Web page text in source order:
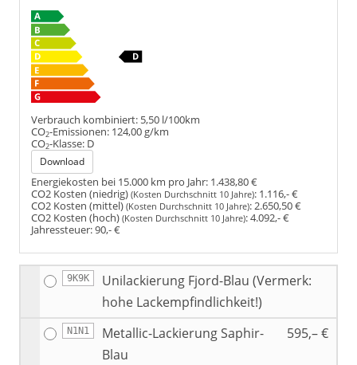
Verbrauch kombiniert: 5,50 l/100km
CO2-Emissionen: 124,00 g/km
CO2-Klasse: D
Download
Energiekosten bei 15.000 km pro Jahr: 1.438,80 €
CO2 Kosten (niedrig) (Kosten Durchschnitt 10 Jahre): 1.116,- €
CO2 Kosten (mittel) (Kosten Durchschnitt 10 Jahre):2.650,50 €
CO2 Kosten (hoch) (Kosten Durchschnitt 10 Jahre):4.092,- €
Jahressteuer:90,- €
9K9K
Unilackierung Fjord-Blau (Vermerk:
hohe Lackempfindlichkeit!)
N1N1
Metallic-Lackierung Saphir-
Blau
595,– €